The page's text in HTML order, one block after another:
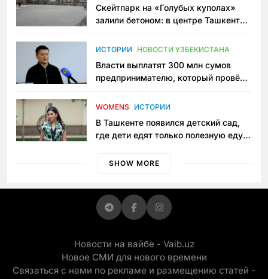
Скейтпарк на «Голубых куполах»
залили бетоном: в центре Ташкента
пространство
ИСТОРИИ НОВОСТИ УЗБЕКИСТАНА
Власти выплатят 300 млн сумов
предпринимателю, который провёл
приговору
WOMENS ИСТОРИИ
В Ташкенте появился детский сад,
где дети едят только полезную еду.
просить «кашу без сахара»
SHOW MORE
Новости на вайбе - Vaib.uz
Новое СМИ для нового времени
Связаться с нами по рекламе и размещению статей -